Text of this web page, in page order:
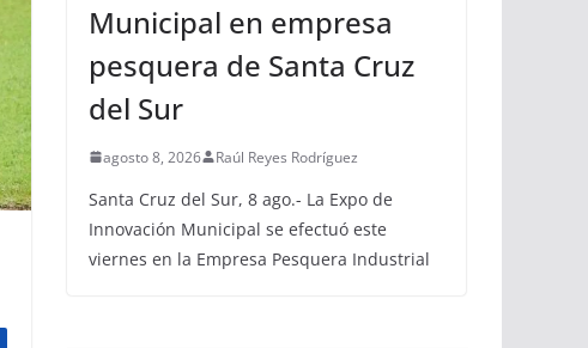
Municipal en empresa
pesquera de Santa Cruz
del Sur
agosto 8, 2026 Raúl Reyes Rodríguez
Santa Cruz del Sur, 8 ago.- La Expo de
Innovación Municipal se efectuó este
viernes en la Empresa Pesquera Industrial